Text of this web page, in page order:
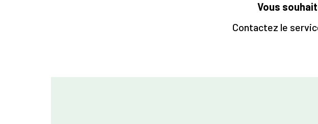
Vous
Contactez le